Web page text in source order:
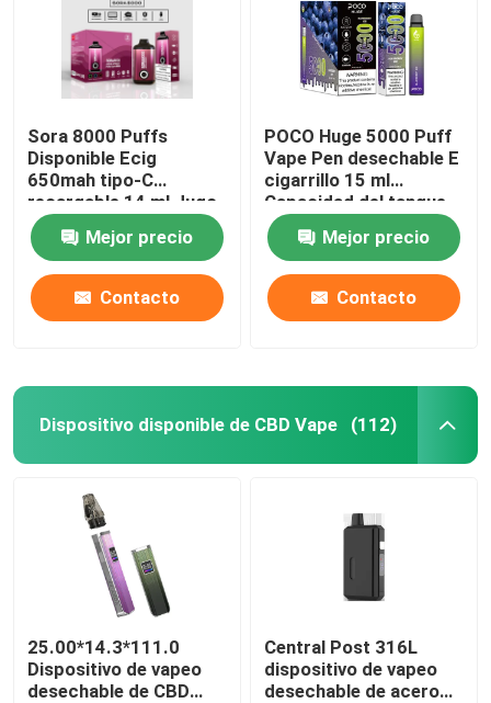
Sora 8000 Puffs
Disponible Ecig
650mah tipo-C
recargable 14 ml Jugo
precargado
Mejor precio
Contacto
POCO Huge 5000 Puff
Vape Pen desechable E
cigarrillo 15 ml
Capacidad del tanque
Mejor precio
Contacto
Dispositivo disponible de CBD Vape (112)
25.00*14.3*111.0
Dispositivo de vapeo
desechable de CBD
Central Post 316L
dispositivo de vapeo
desechable de acero